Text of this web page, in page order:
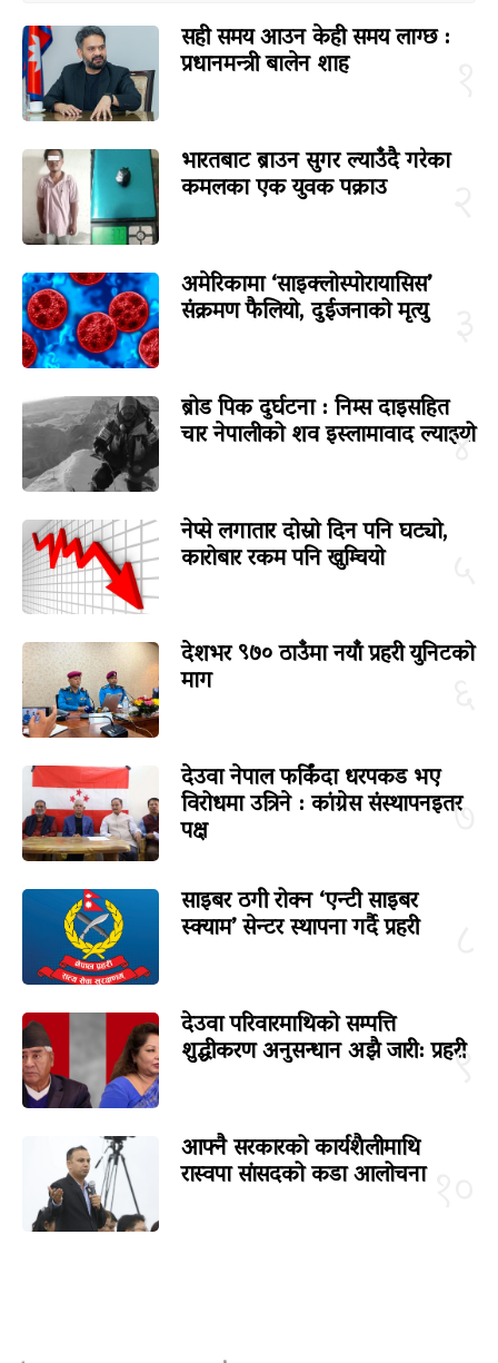
सही समय आउन केही समय लाग्छ :
प्रधानमन्त्री बालेन शाह
भारतबाट ब्राउन सुगर ल्याउँदै गरेका
कमलका एक युवक पक्राउ
अमेरिकामा ‘साइक्लोस्पोरायासिस’
संक्रमण फैलियो, दुईजनाको मृत्यु
४
ब्रोड पिक दुर्घटना : निम्स दाइसहित
चार नेपालीको शव इस्लामावाद ल्याइयो
नेप्से लगातार दोस्रो दिन पनि घट्यो,
कारोबार रकम पनि खुम्चियो
देशभर ९७० ठाउँमा नयाँ प्रहरी युनिटको
माग
७
देउवा नेपाल फर्किंदा धरपकड भए
विरोधमा उत्रिने : कांग्रेस संस्थापनइतर
पक्ष
साइबर ठगी रोक्न ‘एन्टी साइबर
स्क्याम’ सेन्टर स्थापना गर्दै प्रहरी
९
देउवा परिवारमाथिको सम्पत्ति
शुद्धीकरण अनुसन्धान अझै जारी: प्रहरी
आफ्नै सरकारको कार्यशैलीमाथि
रास्वपा सांसदको कडा आलोचना